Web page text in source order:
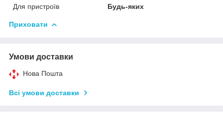
Для пристроїв
Будь-яких
Приховати
Умови доставки
Нова Пошта
Всі умови доставки